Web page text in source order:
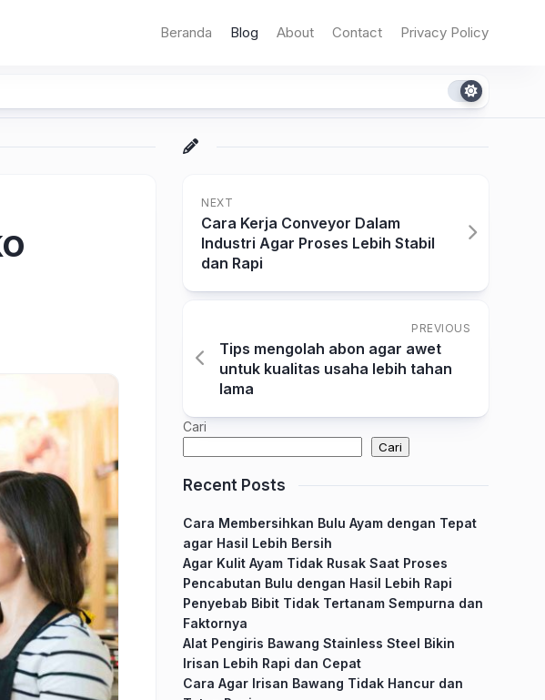
Beranda Blog About Contact Privacy Policy
NEXT
Cara Kerja Conveyor Dalam
Industri Agar Proses Lebih Stabil
dan Rapi
PREVIOUS
Tips mengolah abon agar awet
untuk kualitas usaha lebih tahan
lama
Cari
Cari
Recent Posts
Cara Membersihkan Bulu Ayam dengan Tepat
agar Hasil Lebih Bersih
Agar Kulit Ayam Tidak Rusak Saat Proses
Pencabutan Bulu dengan Hasil Lebih Rapi
Penyebab Bibit Tidak Tertanam Sempurna dan
Faktornya
Alat Pengiris Bawang Stainless Steel Bikin
Irisan Lebih Rapi dan Cepat
Cara Agar Irisan Bawang Tidak Hancur dan